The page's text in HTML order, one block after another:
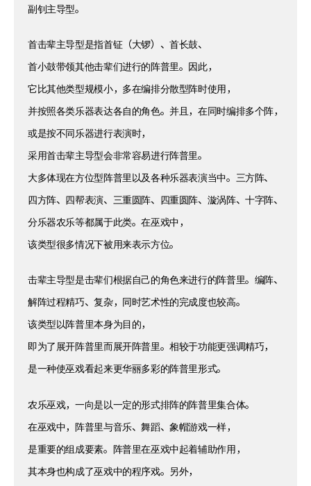
副钊主导型。
首击辈主导型是指首钲（大锣）、首长鼓、
首小鼓带领其他击辈们进行的阵普里。因此，
它比其他类型规模小，多在编排分散型阵时使用，
并按照各类乐器表达各自的角色。并且，在同时编排多个阵，
或是按不同乐器进行表演时，
采用首击辈主导型会非常容易进行阵普里。
大多体现在方位型阵普里以及各种乐器表演当中。三方阵、
四方阵、四帮表演、三重圆阵、四重圆阵、漩涡阵、十字阵、
分乐器农乐等都属于此类。在巫戏中，
该类型很多情况下被用来表示方位。
击辈主导型是击辈们根据自己的角色来进行的阵普里。编阵、
解阵过程精巧、复杂，同时艺术性的完成度也较高。
该类型以阵普里本身为目的，
即为了展开阵普里而展开阵普里。相较于功能更强调精巧，
是一种使巫戏看起来更华丽多彩的阵普里形式。
农乐巫戏，一向是以一定的形式排阵的阵普里集合体。
在巫戏中，阵普里与音乐、舞蹈、象帽游戏一样，
是重要的组成要素。阵普里在巫戏中起着辅助作用，
其本身也构成了巫戏中的程序戏。另外，